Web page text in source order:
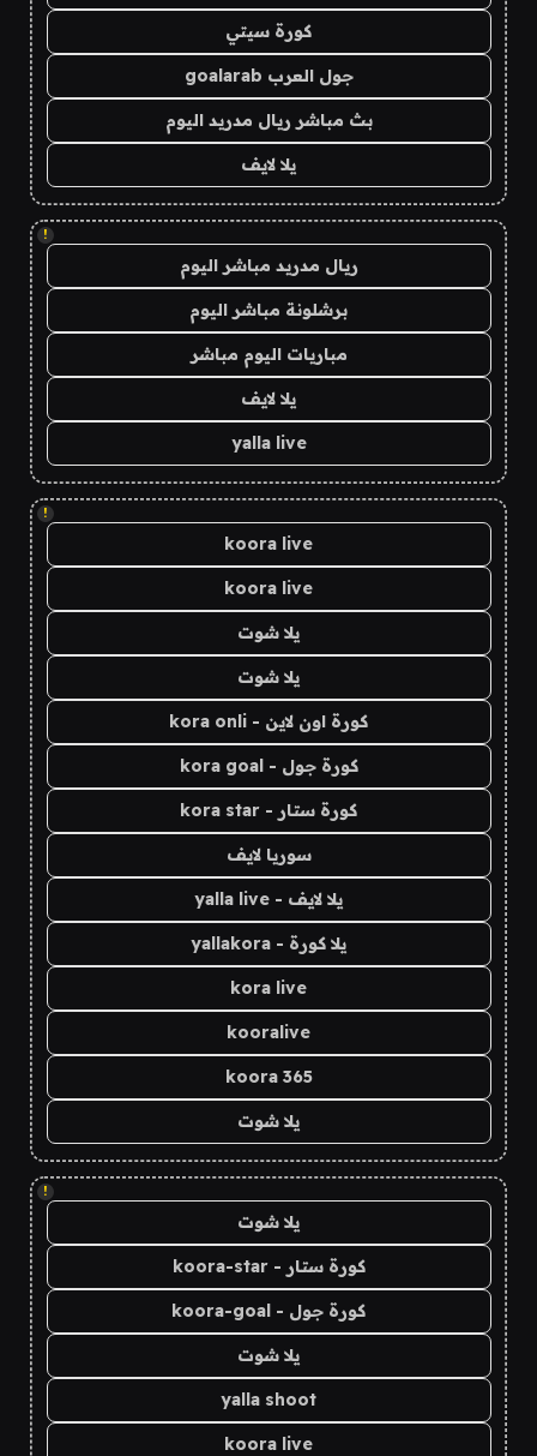
كورة سيتي
جول العرب goalarab
بث مباشر ريال مدريد اليوم
يلا لايف
!
ريال مدريد مباشر اليوم
برشلونة مباشر اليوم
مباريات اليوم مباشر
يلا لايف
yalla live
!
koora live
koora live
يلا شوت
يلا شوت
كورة اون لاين - kora onli
كورة جول - kora goal
كورة ستار - kora star
سوريا لايف
يلا لايف - yalla live
يلا كورة - yallakora
kora live
kooralive
koora 365
يلا شوت
!
يلا شوت
كورة ستار - koora-star
كورة جول - koora-goal
يلا شوت
yalla shoot
koora live